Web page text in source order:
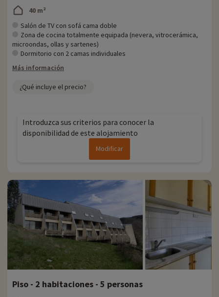
' Comida rápida (brasserie, heladería, crepería)
40 m²
Salón de TV con sofá cama doble
Zona de cocina totalmente equipada (nevera, vitrocerámica,
microondas, ollas y sartenes)
Dormitorio con 2 camas individuales
Más información
¿Qué incluye el precio?
Introduzca sus criterios para conocer la
disponibilidad de este alojamiento
Modificar
Piso - 2 habitaciones - 5 personas